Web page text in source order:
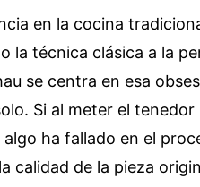
en la cocina
la técnica clásica a la
se centra en esa
Si al meter el
ha fallado en el
calidad de la pieza